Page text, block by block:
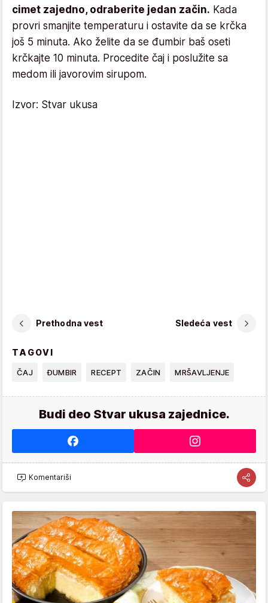
cimet zajedno, odraberite jedan začin. Kada
provri smanjite temperaturu i ostavite da se krčka
još 5 minuta. Ako želite da se đumbir baš oseti
krčkajte 10 minuta. Procedite čaj i poslužite sa
medom ili javorovim sirupom.
Izvor: Stvar ukusa
Prethodna vest Sledeća vest
TAGOVI
ČAJ ĐUMBIR RECEPT ZAČIN MRŠAVLJENJE
Budi deo Stvar ukusa zajednice.
Komentariši